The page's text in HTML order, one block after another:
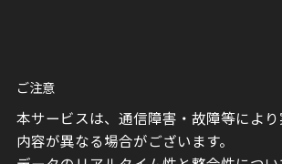
ご注意
本サービスは、通信障害・故障等によ
内容が異なる場合がございます。